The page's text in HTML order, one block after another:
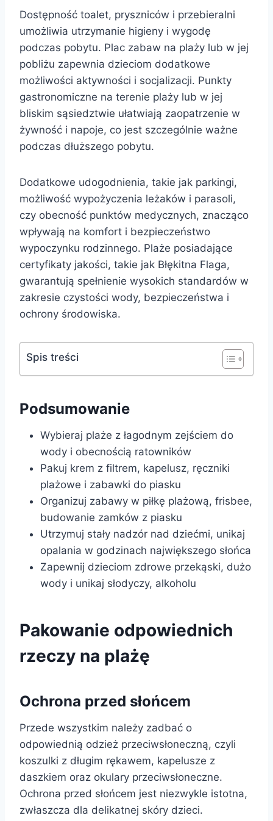
Dostępność toalet, pryszniców i przebieralni
umożliwia utrzymanie higieny i wygodę
podczas pobytu. Plac zabaw na plaży lub w jej
pobliżu zapewnia dzieciom dodatkowe
możliwości aktywności i socjalizacji. Punkty
gastronomiczne na terenie plaży lub w jej
bliskim sąsiedztwie ułatwiają zaopatrzenie w
żywność i napoje, co jest szczególnie ważne
podczas dłuższego pobytu.
Dodatkowe udogodnienia, takie jak parkingi,
możliwość wypożyczenia leżaków i parasoli,
czy obecność punktów medycznych, znacząco
wpływają na komfort i bezpieczeństwo
wypoczynku rodzinnego. Plaże posiadające
certyfikaty jakości, takie jak Błękitna Flaga,
gwarantują spełnienie wysokich standardów w
zakresie czystości wody, bezpieczeństwa i
ochrony środowiska.
Spis treści
Podsumowanie
Wybieraj plaże z łagodnym zejściem do
wody i obecnością ratowników
Pakuj krem z filtrem, kapelusz, ręczniki
plażowe i zabawki do piasku
Organizuj zabawy w piłkę plażową, frisbee,
budowanie zamków z piasku
Utrzymuj stały nadzór nad dziećmi, unikaj
opalania w godzinach największego słońca
Zapewnij dzieciom zdrowe przekąski, dużo
wody i unikaj słodyczy, alkoholu
Pakowanie odpowiednich
rzeczy na plażę
Ochrona przed słońcem
Przede wszystkim należy zadbać o
odpowiednią odzież przeciwsłoneczną, czyli
koszulki z długim rękawem, kapelusze z
daszkiem oraz okulary przeciwsłoneczne.
Ochrona przed słońcem jest niezwykle istotna,
zwłaszcza dla delikatnej skóry dzieci.